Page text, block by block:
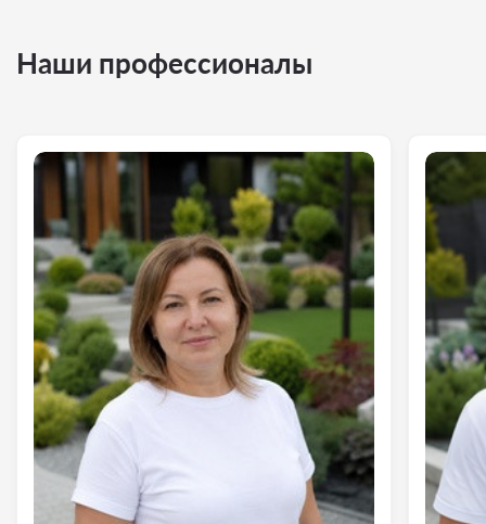
Наши профессионалы